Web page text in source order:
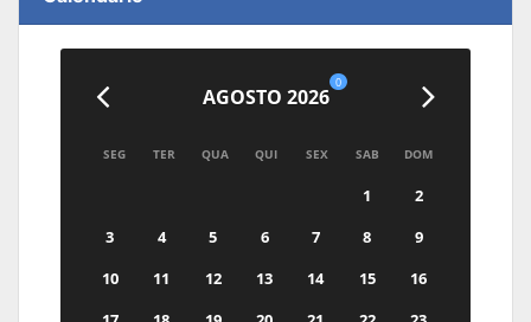
AGOSTO 2026
0
SEG TER QUA QUI SEX SAB DOM
1
2
3
4 5 6 7 8
9
10
11 12 13 14 15
16